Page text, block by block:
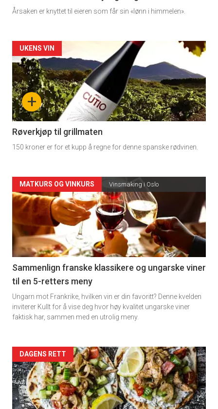
Årsaken er knyttet til eieren som får sin «lønn i himmelen».
Forsiden
akkurat
nå
-
4
+
UKENS VIN
Røverkjøp til grillmaten
150 kroner er for et kupp å regne for denne spanske rødvinen.
Forsiden
akkurat
nå
-
5
MATKURS OG VINKURS Vinsmaking i Oslo
Sammenlign franske klassikere og ungarske viner
til en 5-retters meny
Ungarn mot Frankrike, hvilken vin er din favoritt? Denne kvelden
inviterer Kullt for å vise deg hvor høy kvalitet ungarske viner
faktisk har, sammen med en utrolig meny.
Forsiden
akkurat
nå
DAGENS RETT